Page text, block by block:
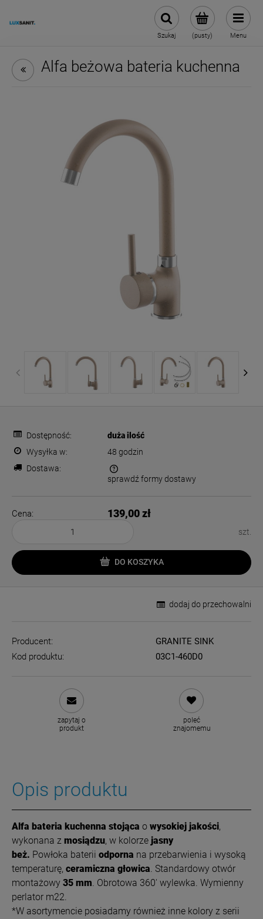
(pusty)
Szukaj Menu
Alfa beżowa bateria kuchenna
Dostępność:
duża ilość
Wysyłka w:
48 godzin
Dostawa:
Cena nie zawiera ewentualnych kosztów płatności
sprawdź formy dostawy
Cena: 139,00 zł
szt.
DO KOSZYKA
dodaj do przechowalni
Producent:
GRANITE SINK
Kod produktu:
03C1-460D0
zapytaj o
produkt
poleć
znajomemu
Opis produktu
Alfa bateria kuchenna stojąca o wysokiej jakości,
wykonana z mosiądzu, w kolorze jasny
beż. Powłoka baterii odporna na przebarwienia i wysoką
temperaturę, ceramiczna głowica . Standardowy otwór
montażowy 35 mm . Obrotowa 360' wylewka. Wymienny
perlator m22.
*W asortymencie posiadamy również inne kolory z serii